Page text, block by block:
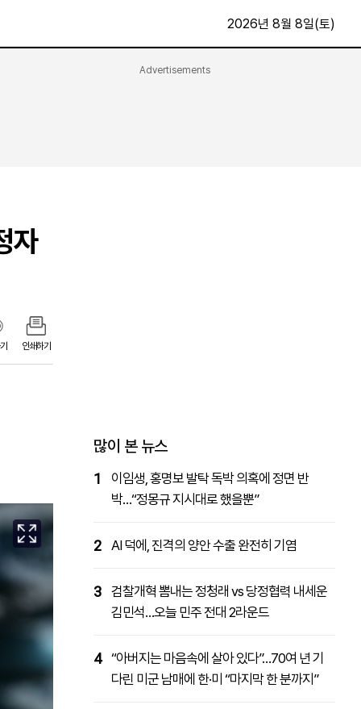
2026년 8월 8일(토)
Advertisements
자
인쇄하기
많이 본 뉴스
1
이임생, 홍명보 발탁 독박 의혹에 정면 반
박…“정몽규 지시대로 했을뿐”
2 AI 덕에, 진격의 양안 수출 완전히 기염
3 검찰개혁 뽐내는 정청래 vs 당정협력 내세운
김민석…오늘 민주 전대 2라운드
4 “아버지는 마음속에 살아 있다”…70여 년 기
다린 미군 남매에 한·미 “마지막 한 분까지”